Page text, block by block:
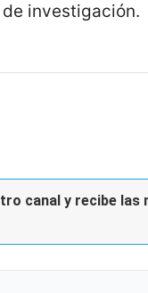
investigación.
canal y recibe las